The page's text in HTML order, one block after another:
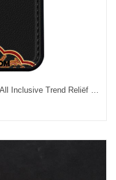
Xiaomi Mi Note 10 Hoesje Leer Anti-fall All Inclusive Trend Reliëf Goedkoop